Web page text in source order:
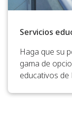
Servicios
Haga que su
gama de
educativos de